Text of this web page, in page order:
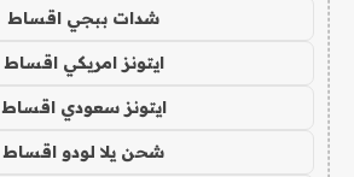
شدات ببجي اقساط
ايتونز امريكي اقساط
ايتونز سعودي اقساط
شحن يلا لودو اقساط